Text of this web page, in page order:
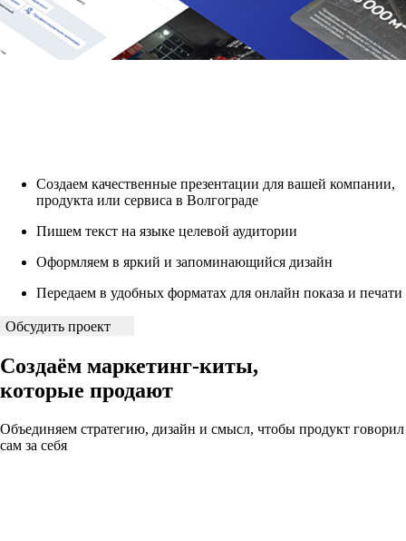
Создаем качественные презентации для вашей компании,
продукта или сервиса в Волгограде
Пишем текст на языке целевой аудитории
Оформляем в яркий и запоминающийся дизайн
Передаем в удобных форматах для онлайн показа и печати
Обсудить проект
Создаём маркетинг-киты,
которые продают
Объединяем стратегию, дизайн и смысл, чтобы продукт говорил
сам за себя